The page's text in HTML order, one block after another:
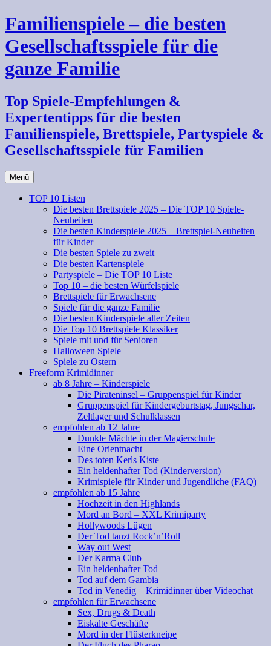
Zum
Inhalt
springen
Familienspiele – die besten
Gesellschaftsspiele für die
ganze Familie
Top Spiele-Empfehlungen &
Expertentipps für die besten
Familienspiele, Brettspiele, Partyspiele &
Gesellschaftsspiele für Familien
Menü
TOP 10 Listen
Die besten Brettspiele 2025 – Die TOP 10 Spiele-
Neuheiten
Die besten Kinderspiele 2025 – Brettspiel-Neuheiten
für Kinder
Die besten Spiele zu zweit
Die besten Kartenspiele
Partyspiele – Die TOP 10 Liste
Top 10 – die besten Würfelspiele
Brettspiele für Erwachsene
Spiele für die ganze Familie
Die besten Kinderspiele aller Zeiten
Die Top 10 Brettspiele Klassiker
Spiele mit und für Senioren
Halloween Spiele
Spiele zu Ostern
Freeform Krimidinner
ab 8 Jahre – Kinderspiele
Die Pirateninsel – Gruppenspiel für Kinder
Gruppenspiel für Kindergeburtstag, Jungschar,
Zeltlager und Schulklassen
empfohlen ab 12 Jahre
Dunkle Mächte in der Magierschule
Eine Orientnacht
Des toten Kerls Kiste
Ein heldenhafter Tod (Kinderversion)
Krimispiele für Kinder und Jugendliche (FAQ)
empfohlen ab 15 Jahre
Hochzeit in den Highlands
Mord an Bord – XXL Krimiparty
Hollywoods Lügen
Der Tod tanzt Rock’n’Roll
Way out West
Der Karma Club
Ein heldenhafter Tod
Tod auf dem Gambia
Tod in Venedig – Krimidinner über Videochat
empfohlen für Erwachsene
Sex, Drugs & Death
Eiskalte Geschäfte
Mord in der Flüsterkneipe